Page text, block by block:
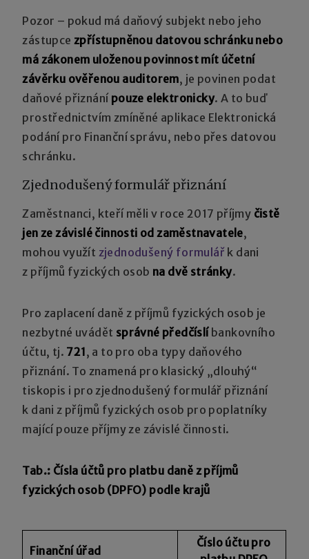
Pozor – pokud má daňový subjekt nebo jeho
zástupcezpřístupněnou datovou schránku nebo
má zákonem uloženou povinnost mít účetní
závěrku ověřenou auditorem, je povinen podat
daňové přiznání pouze elektronicky. A to buď
prostřednictvím zmíněné aplikace Elektronická
podání pro Finanční správu, nebo přes datovou
schránku.
Zjednodušený formulář přiznání
Zaměstnanci, kteří měli v roce 2017 příjmy čistě
jen ze závislé činnosti od zaměstnavatele,
mohou využít zjednodušený formulář k dani
z příjmů fyzických osob na dvě stránky.
Pro zaplacení daně z příjmů fyzických osob je
nezbytné uvádět správné předčíslí bankovního
účtu, tj. 721, a to pro oba typy daňového
přiznání. To znamená pro klasický „dlouhý“
tiskopis i pro zjednodušený formulář přiznání
k dani z příjmů fyzických osob pro poplatníky
mající pouze příjmy ze závislé činnosti.
Tab.: Čísla účtů pro platbu daně z příjmů
fyzických osob (DPFO) podle krajů
Finanční úřad
Číslo účtu pro